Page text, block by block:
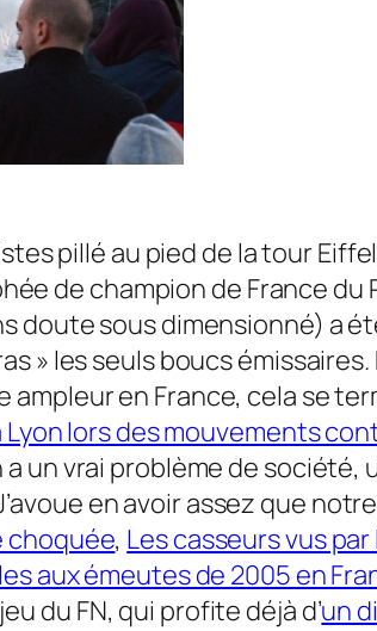
pillé au pied de la tour
de champion de France du
doute sous dimensionné) a
» les seuls boucs émissaires.
en France, cela se
lors des mouvements
un vrai problème de société,
en avoir assez que
choquée, Les casseurs vus
aux émeutes de 2005 en
du FN, qui profite déjà d’un